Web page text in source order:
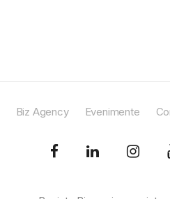
Biz Agency Evenimente